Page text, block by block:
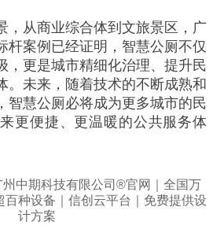
，从商业综合体到文旅景区，广
杆案例已经证明，智慧公厕不仅
，更是城市精细化治理、提升民
。未来，随着技术的不断成熟和
智慧公厕必将成为更多城市的民
更便捷、更温暖的公共服务体